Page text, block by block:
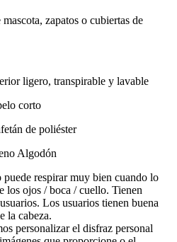
zapatos o cubiertas de
ligero, transpirable y lavable
corto
de poliéster
Algodón
respirar muy bien cuando lo
los ojos / boca / cuello. Tienen
Los usuarios tienen buena
la cabeza.
personalizar el disfraz personal